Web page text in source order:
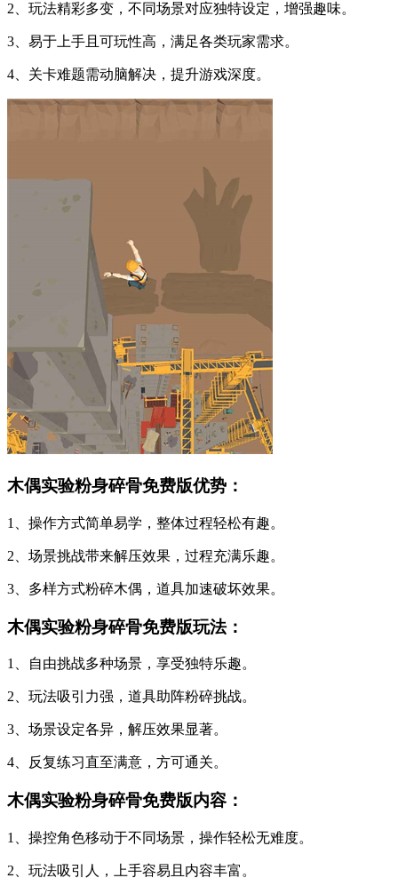
2、玩法精彩多变，不同场景对应独特设定，增强趣味。
3、易于上手且可玩性高，满足各类玩家需求。
4、关卡难题需动脑解决，提升游戏深度。
木偶实验粉身碎骨免费版优势：
1、操作方式简单易学，整体过程轻松有趣。
2、场景挑战带来解压效果，过程充满乐趣。
3、多样方式粉碎木偶，道具加速破坏效果。
木偶实验粉身碎骨免费版玩法：
1、自由挑战多种场景，享受独特乐趣。
2、玩法吸引力强，道具助阵粉碎挑战。
3、场景设定各异，解压效果显著。
4、反复练习直至满意，方可通关。
木偶实验粉身碎骨免费版内容：
1、操控角色移动于不同场景，操作轻松无难度。
2、玩法吸引人，上手容易且内容丰富。